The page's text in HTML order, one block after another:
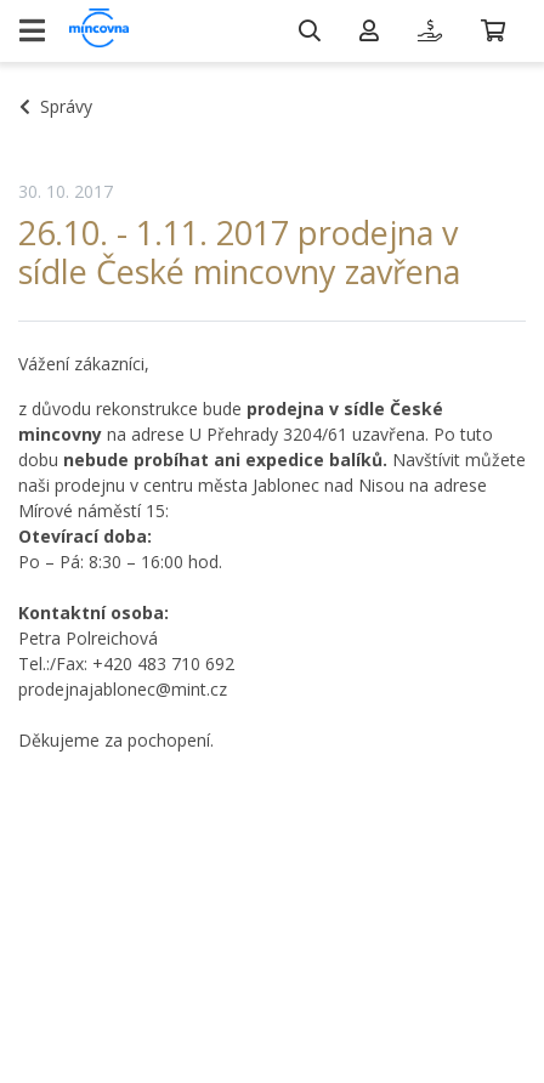
Správy
26.10. - 1.11. 2017 prodejna v
sídle České mincovny zavřena
30. 10. 2017
Vážení zákazníci,
z důvodu rekonstrukce bude prodejna v sídle České
mincovny na adrese U Přehrady 3204/61 uzavřena. Po tuto
dobu nebude probíhat ani expedice balíků. Navštívit můžete
naši prodejnu v centru města Jablonec nad Nisou na adrese
Mírové náměstí 15:
Otevírací doba:
Po – Pá: 8:30 – 16:00 hod.
Kontaktní osoba:
Petra Polreichová
Tel.:/Fax: +420 483 710 692
prodejnajablonec@mint.cz
Děkujeme za pochopení.